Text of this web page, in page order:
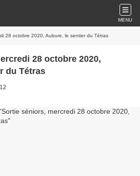
MENU
28 octobre 2020, Aubure, le sentier du Tétras
28 octobre 2020,
du Tétras